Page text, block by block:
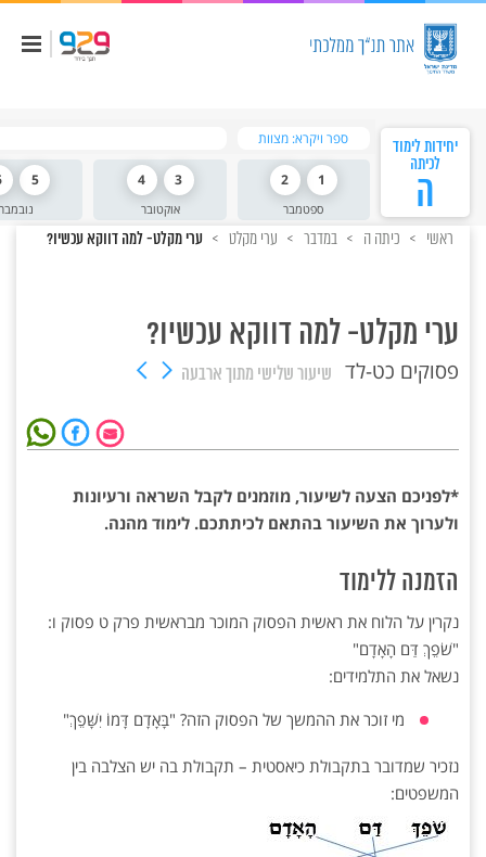
יחידות לימוד
לכיתה
ה
ספר ויקרא: מצוות
ספטמבר
1
2
אוקטובר
3
4
נובמבר
5
ראשי כיתה ה במדבר ערי מקלט ערי מקלט- למה דווקא עכשיו?
ערי מקלט- למה דווקא עכשיו?
פסוקים כט-לד שיעור שלישי מתוך ארבעה
*לפניכם הצעה לשיעור, מוזמנים לקבל השראה ורעיונות
ולערוך את השיעור בהתאם לכיתתכם. לימוד מהנה.
הזמנה ללימוד
נקרין על הלוח את ראשית הפסוק המוכר מבראשית פרק ט פסוק ו:
"שֹׁפֵךְ דַּם הָאָדָם"
נשאל את התלמידים:
מי זוכר את ההמשך של הפסוק הזה? "בָּאָדָם דָּמוֹ יִשָּׁפֵךְ"
נזכיר שמדובר בתקבולת כיאסטית – תקבולת בה יש הצלבה בין
המשפטים: